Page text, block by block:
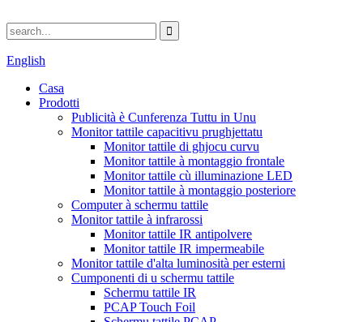
English
Casa
Prodotti
Publicità è Cunferenza Tuttu in Unu
Monitor tattile capacitivu prughjettatu
Monitor tattile di ghjocu curvu
Monitor tattile à montaggio frontale
Monitor tattile cù illuminazione LED
Monitor tattile à montaggio posteriore
Computer à schermu tattile
Monitor tattile à infrarossi
Monitor tattile IR antipolvere
Monitor tattile IR impermeabile
Monitor tattile d'alta luminosità per esterni
Cumponenti di u schermu tattile
Schermu tattile IR
PCAP Touch Foil